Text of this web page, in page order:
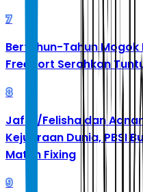
7
Bertahun-Tahun Mogok
Freeport Serahkan
8
Jafar/Felisha dan
Kejuaraan Dunia, PBSI
Match Fixing
9